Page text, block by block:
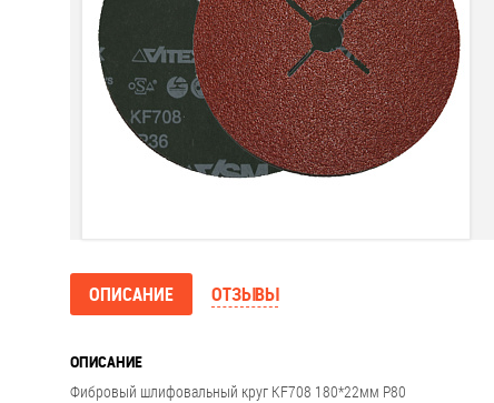
ОПИСАНИЕ ОТЗЫВЫ
ОПИСАНИЕ
Фибровый шлифовальный круг KF708 180*22мм P80